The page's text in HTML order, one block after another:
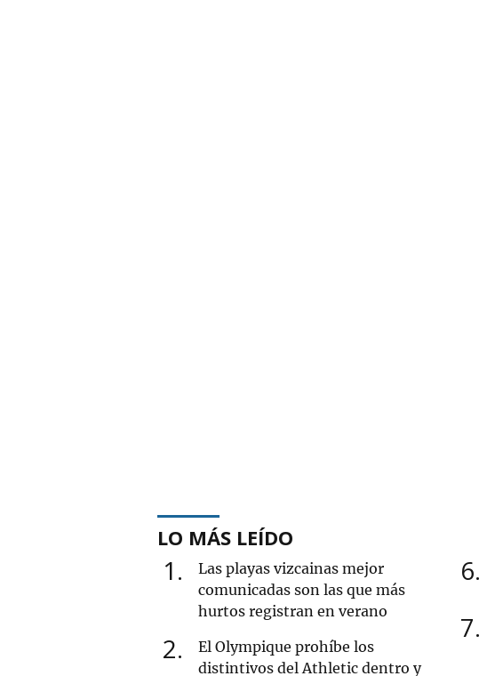
LO MÁS LEÍDO
1
Las playas vizcainas mejor
comunicadas son las que más
hurtos registran en verano
2
El Olympique prohíbe los
distintivos del Athletic dentro y
6
7